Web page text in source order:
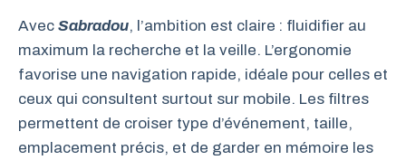
Avec Sabradou, l’ambition est claire : fluidifier au
maximum la recherche et la veille. L’ergonomie
favorise une navigation rapide, idéale pour celles et
ceux qui consultent surtout sur mobile. Les filtres
permettent de croiser type d’événement, taille,
emplacement précis, et de garder en mémoire les